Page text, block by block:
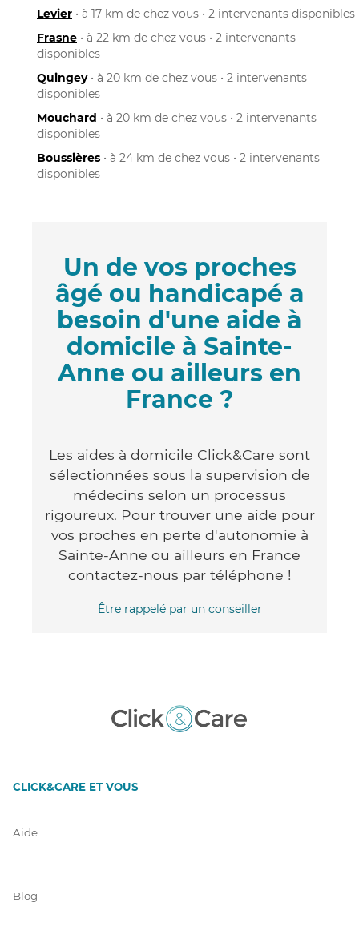
Levier • à 17 km de chez vous • 2 intervenants disponibles
Frasne • à 22 km de chez vous • 2 intervenants
disponibles
Quingey• à 20 km de chez vous • 2 intervenants
disponibles
Mouchard • à 20 km de chez vous • 2 intervenants
disponibles
Boussières • à 24 km de chez vous • 2 intervenants
disponibles
Un de vos proches
âgé ou handicapé a
besoin d'une aide à
domicile à Sainte-
Anne ou ailleurs en
France ?
Les aides à domicile Click&Care sont
sélectionnées sous la supervision de
médecins selon un processus
rigoureux. Pour trouver une aide pour
vos proches en perte d'autonomie à
Sainte-Anne ou ailleurs en France
contactez-nous par téléphone !
Être rappelé par un conseiller
CLICK&CARE ET VOUS
Aide
Blog